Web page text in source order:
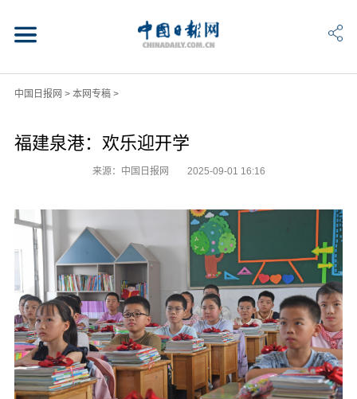
中国日报网 > 本网专稿>
福建泉港：欢乐迎开学
来源：中国日报网 2025-09-01 16:16